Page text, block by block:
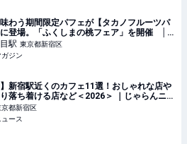
わう期間限定パフェが【タカノフルーツパ
に登場。「ふくしまの桃フェア」を開催 │
ガジン
駅 東京都新宿区
ガジン
】新宿駅近くのカフェ11選！おしゃれな店や
落ち着ける店など＜2026＞ ｜じゃらんニュ
京都新宿区
ース